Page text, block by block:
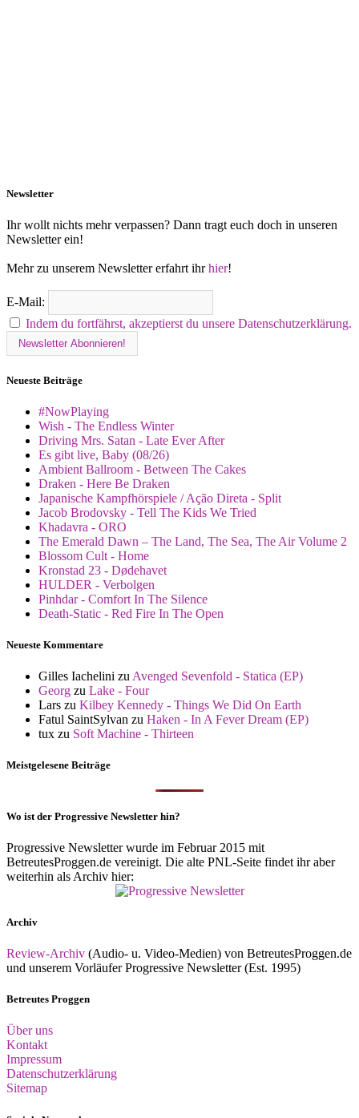
Newsletter
Ihr wollt nichts mehr verpassen? Dann tragt euch doch in unseren
Newsletter ein!
Mehr zu unserem Newsletter erfahrt ihrhier!
E-Mail:
Indem du fortfährst, akzeptierst du unsere Datenschutzerklärung.
Neueste Beiträge
#NowPlaying
Wish - The Endless Winter
Driving Mrs. Satan - Late Ever After
Es gibt live, Baby (08/26)
Ambient Ballroom - Between The Cakes
Draken - Here Be Draken
Japanische Kampfhörspiele / Ação Direta - Split
Jacob Brodovsky - Tell The Kids We Tried
Khadavra - ORO
The Emerald Dawn – The Land, The Sea, The Air Volume 2
Blossom Cult - Home
Kronstad 23 - Dødehavet
HULDER - Verbolgen
Pinhdar - Comfort In The Silence
Death-Static - Red Fire In The Open
Neueste Kommentare
Gilles Iachelini zu Avenged Sevenfold - Statica (EP)
Georg zu Lake - Four
Lars zu Kilbey Kennedy - Things We Did On Earth
Fatul SaintSylvan zu Haken - In A Fever Dream (EP)
tux zu Soft Machine - Thirteen
Meistgelesene Beiträge
Wo ist der Progressive Newsletter hin?
Progressive Newsletter wurde im Februar 2015 mit
BetreutesProggen.de vereinigt. Die alte PNL-Seite findet ihr aber
weiterhin als Archiv hier:
Archiv
Review-Archiv (Audio- u. Video-Medien) von BetreutesProggen.de
und unserem Vorläufer Progressive Newsletter (Est. 1995)
Betreutes Proggen
Über uns
Kontakt
Impressum
Datenschutzerklärung
Sitemap